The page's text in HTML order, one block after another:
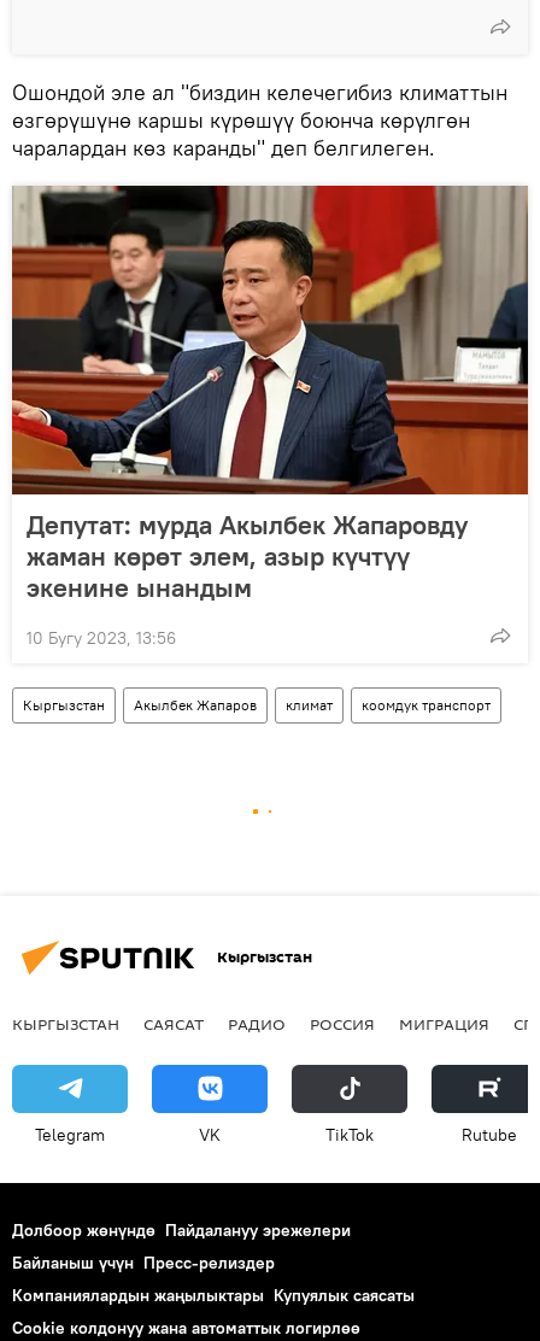
Ошондой эле ал "биздин келечегибиз климаттын
өзгөрүшүнө каршы күрөшүү боюнча көрүлгөн
чаралардан көз каранды" деп белгилеген.
Депутат: мурда Акылбек Жапаровду
жаман көрөт элем, азыр күчтүү
экенине ынандым
10 Бугу 2023, 13:56
Кыргызстан Акылбек Жапаров климат коомдук транспорт
Кыргызстан
КЫРГЫЗСТАН САЯСАТ РАДИО РОССИЯ МИГРАЦИЯ
Telegram VK ТikТоk Rutube
Долбоор жөнүндө Пайдалануу эрежелери
Байланыш үчүн Пресс-релиздер
Компаниялардын жаңылыктары Купуялык саясаты
Cookie колдонуу жана автоматтык логирлөө